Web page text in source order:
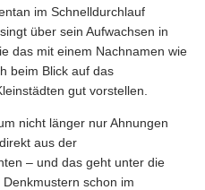
im Schnelldurchlauf
über sein Aufwachsen in
das mit einem Nachnamen wie
beim Blick auf das
gut vorstellen.
nicht länger nur Ahnungen
aus der
– und das geht unter die
schon im